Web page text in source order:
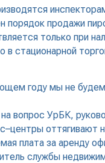
продажи
только при
стационарной
году мы не
вопрос УрБК,
оттягивают
плата за аренду
службы